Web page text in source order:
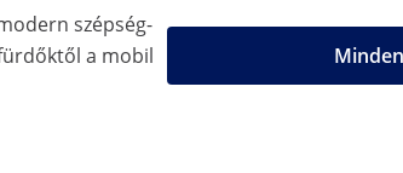
szépség-
a mobil